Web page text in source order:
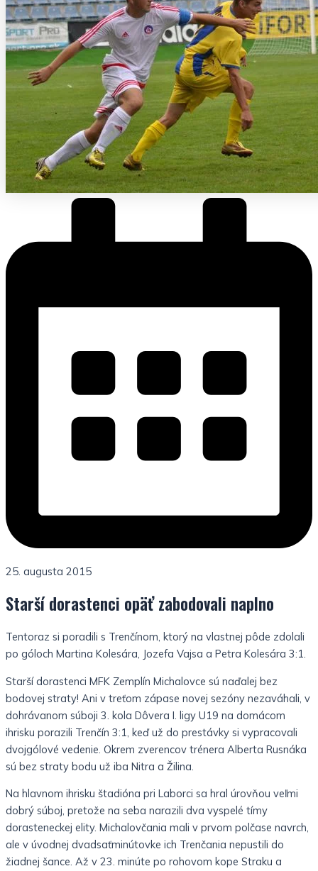
25. augusta 2015
Starší dorastenci opäť zabodovali naplno
Tentoraz si poradili s Trenčínom, ktorý na vlastnej pôde zdolali
po góloch Martina Kolesára, Jozefa Vajsa a Petra Kolesára 3:1.
Starší dorastenci MFK Zemplín Michalovce sú naďalej bez
bodovej straty! Ani v treťom zápase novej sezóny nezaváhali, v
dohrávanom súboji 3. kola Dôvera I. ligy U19 na domácom
ihrisku porazili Trenčín 3:1, keď už do prestávky si vypracovali
dvojgólové vedenie. Okrem zverencov trénera Alberta Rusnáka
sú bez straty bodu už iba Nitra a Žilina.
Na hlavnom ihrisku štadióna pri Laborci sa hral úrovňou veľmi
dobrý súboj, pretože na seba narazili dva vyspelé tímy
dorasteneckej elity. Michalovčania mali v prvom polčase navrch,
ale v úvodnej dvadsaťminútovke ich Trenčania nepustili do
žiadnej šance. Až v 23. minúte po rohovom kope Straku a